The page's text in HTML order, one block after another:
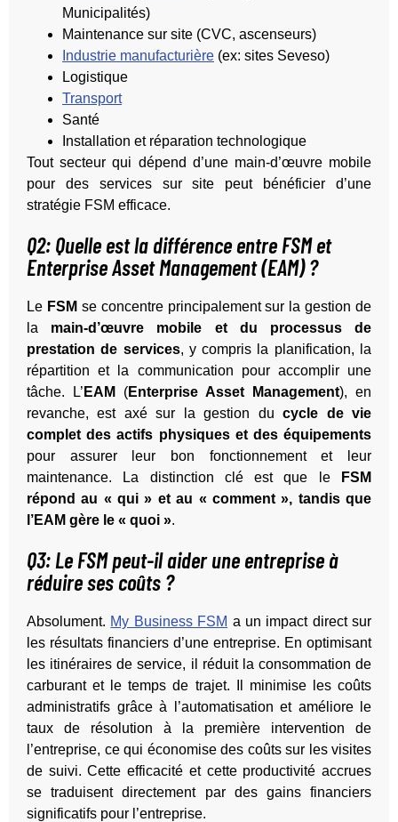
Municipalités)
Maintenance sur site (CVC, ascenseurs)
Industrie manufacturière (ex: sites Seveso)
Logistique
Transport
Santé
Installation et réparation technologique
Tout secteur qui dépend d’une main-d’œuvre mobile
pour des services sur site peut bénéficier d’une
stratégie FSM efficace.
Q2: Quelle est la différence entre FSM et
Enterprise Asset Management (EAM) ?
Le FSM se concentre principalement sur la gestion de
la main-d’œuvre mobile et du processus de
prestation de services, y compris la planification, la
répartition et la communication pour accomplir une
tâche. L’ EAM (Enterprise Asset Management), en
revanche, est axé sur la gestion ducycle de vie
complet des actifs physiques et des équipements
pour assurer leur bon fonctionnement et leur
maintenance. La distinction clé est que le
FSM
répond au « qui » et au « comment », tandis que
l’EAM gère le « quoi ».
Q3: Le FSM peut-il aider une entreprise à
réduire ses coûts ?
Absolument. My Business FSM a un impact direct sur
les résultats financiers d’une entreprise. En optimisant
les itinéraires de service, il réduit la consommation de
carburant et le temps de trajet. Il minimise les coûts
administratifs grâce à l’automatisation et améliore le
taux de résolution à la première intervention de
l’entreprise, ce qui économise des coûts sur les visites
de suivi. Cette efficacité et cette productivité accrues
se traduisent directement par des gains financiers
significatifs pour l’entreprise.